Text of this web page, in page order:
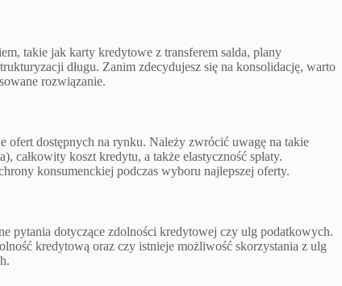
takie jak karty kredytowe z transferem salda, plany
długu. Zanim zdecydujesz się na konsolidację, warto
rozwiązanie.
ofert dostępnych na rynku. Należy zwrócić uwagę na takie
całkowity koszt kredytu, a także elastyczność spłaty.
konsumenckiej podczas wyboru najlepszej oferty.
pytania dotyczące zdolności kredytowej czy ulg podatkowych.
kredytową oraz czy istnieje możliwość skorzystania z ulg